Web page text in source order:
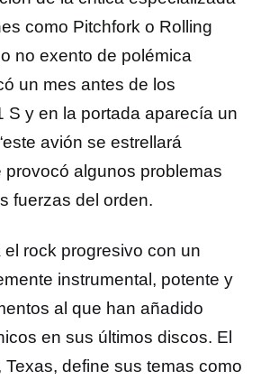
como Pitchfork o Rolling
no exento de polémica
un mes antes de los
S y en la portada aparecía un
avión se estrellará
provocó algunos problemas
fuerzas del orden.
rock progresivo con un
instrumental, potente y
al que han añadido
en sus últimos discos. El
Texas, define sus temas como